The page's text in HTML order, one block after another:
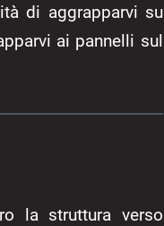
di aggrapparvi su
ai pannelli sul
la struttura verso